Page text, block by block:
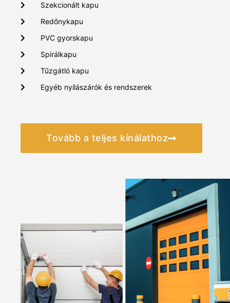
Szekcionált kapu
Redőnykapu
PVC gyorskapu
Spirálkapu
Tűzgátló kapu
Egyéb nyílászárók és rendszerek
Tovább a teljes kínálathoz